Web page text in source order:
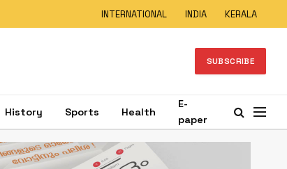
INTERNATIONAL INDIA KERALA
SUBSCRIBE
History Sports Health
E-
paper